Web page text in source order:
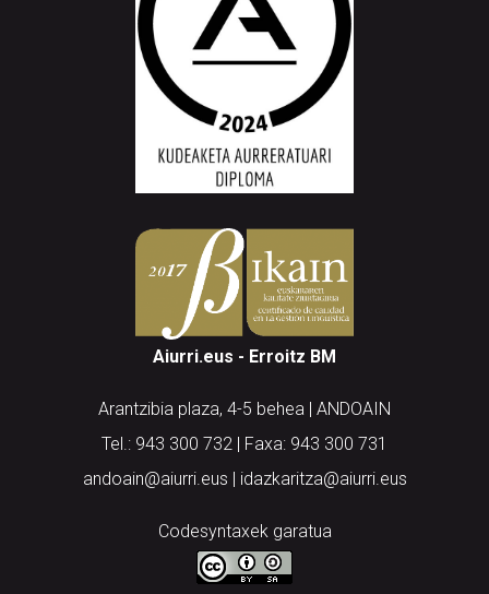
Aiurri.eus - Erroitz BM
Arantzibia plaza, 4-5 behea | ANDOAIN
Tel.: 943 300 732 | Faxa: 943 300 731
andoain@aiurri.eus | idazkaritza@aiurri.eus
Codesyntaxek garatua